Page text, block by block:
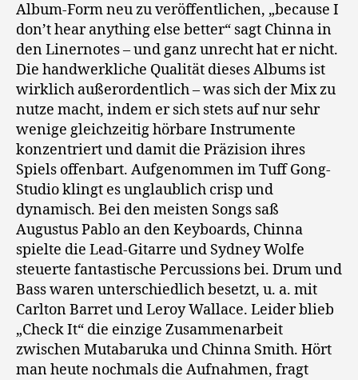
Album-Form neu zu veröffentlichen, „because I
don’t hear anything else better“ sagt Chinna in
den Linernotes – und ganz unrecht hat er nicht.
Die handwerkliche Qualität dieses Albums ist
wirklich außerordentlich – was sich der Mix zu
nutze macht, indem er sich stets auf nur sehr
wenige gleichzeitig hörbare Instrumente
konzentriert und damit die Präzision ihres
Spiels offenbart. Aufgenommen im Tuff Gong-
Studio klingt es unglaublich crisp und
dynamisch. Bei den meisten Songs saß
Augustus Pablo an den Keyboards, Chinna
spielte die Lead-Gitarre und Sydney Wolfe
steuerte fantastische Percussions bei. Drum und
Bass waren unterschiedlich besetzt, u. a. mit
Carlton Barret und Leroy Wallace. Leider blieb
„Check It“ die einzige Zusammenarbeit
zwischen Mutabaruka und Chinna Smith. Hört
man heute nochmals die Aufnahmen, fragt